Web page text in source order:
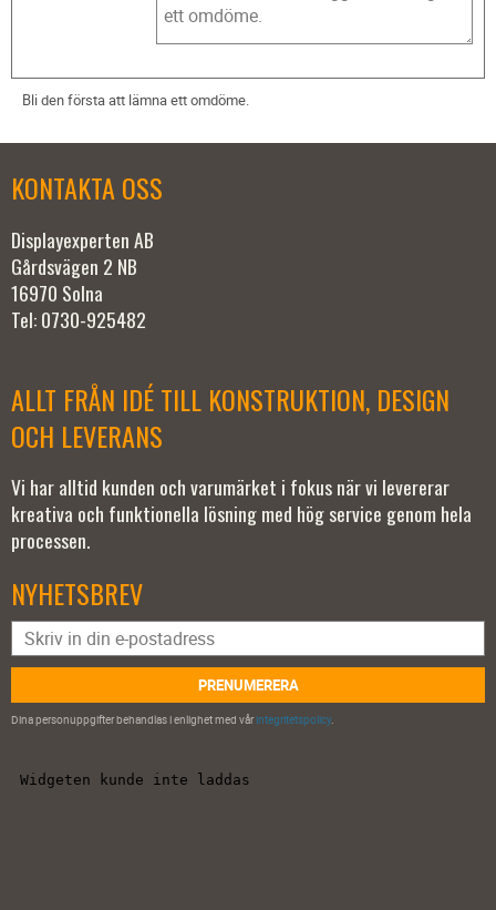
Bli den första att lämna ett omdöme.
KONTAKTA OSS
Displayexperten AB
Gårdsvägen 2 NB
16970 Solna
Tel: 0730-925482
ALLT FRÅN IDÉ TILL KONSTRUKTION, DESIGN
OCH LEVERANS
Vi har alltid kunden och varumärket i fokus när vi levererar
kreativa och funktionella lösning med hög service genom hela
processen.
NYHETSBREV
PRENUMERERA
Dina personuppgifter behandlas i enlighet med vårintegritetspolicy.